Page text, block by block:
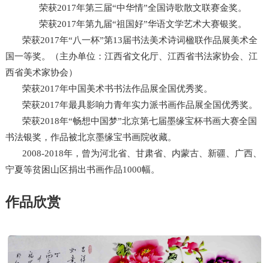
荣获2017年第三届“中华情”全国诗歌散文联赛金奖。
荣获2017年第九届“祖国好”华语文学艺术大赛银奖。
荣获2017年“八一杯”第13届书法美术诗词楹联作品展美术全
国一等奖。（主办单位：江西省文化厅、江西省书法家协会、江
西省美术家协会）
荣获2017年中国美术书书法作品展全国优秀奖。
荣获2017年最具影响力青年实力派书画作品展全国优秀奖。
荣获2018年“畅想中国梦”北京第七届墨缘宝杯书画大赛全国
书法银奖，作品被北京墨缘宝书画院收藏。
2008-2018年，曾为河北省、甘肃省、内蒙古、新疆、广西、
宁夏等贫困山区捐出书画作品1000幅。
作品欣赏